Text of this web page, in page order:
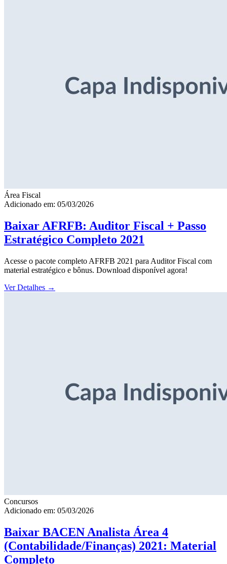
Área Fiscal
Adicionado em: 05/03/2026
Baixar AFRFB: Auditor Fiscal + Passo
Estratégico Completo 2021
Acesse o pacote completo AFRFB 2021 para Auditor Fiscal com
material estratégico e bônus. Download disponível agora!
Ver Detalhes →
Concursos
Adicionado em: 05/03/2026
Baixar BACEN Analista Área 4
(Contabilidade/Finanças) 2021: Material
Completo